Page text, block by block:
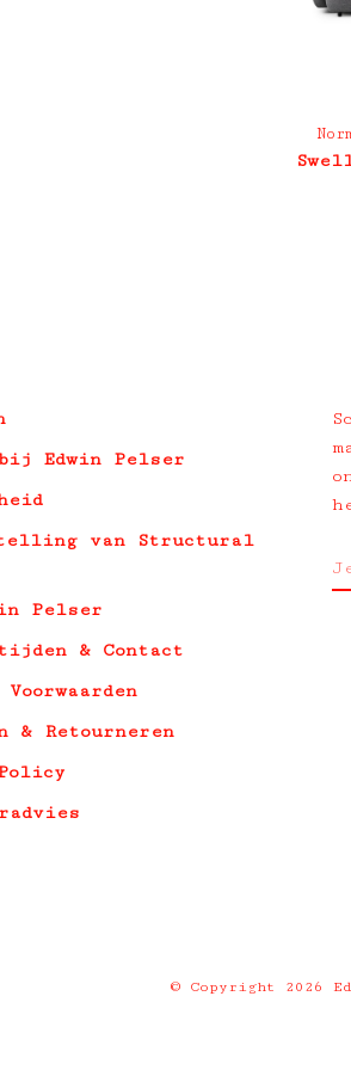
Edwin Pelser
van Structural
Pelser
& Contact
Voorwaarden
& Retourneren
© Copyright 2026